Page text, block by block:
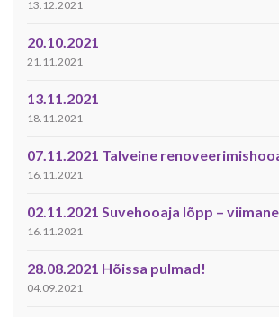
13.12.2021
20.10.2021
21.11.2021
13.11.2021
18.11.2021
07.11.2021 Talveine
16.11.2021
02.11.2021 Suvehooaja lõpp –
16.11.2021
28.08.2021 Hõissa pulmad!
04.09.2021